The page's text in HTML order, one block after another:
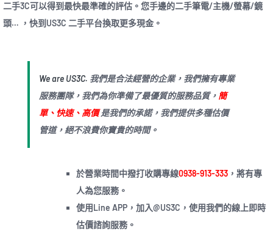
二手3C可以得到最快最準確的評估。您手邊的二手筆電/主機/螢幕/鏡
頭… ，快到US3C 二手平台換取更多現金。
We are US3C. 我們是合法經營的企業，我們擁有專業
服務團隊，我們為你準備了最優質的服務品質， 簡
單、快速、高價是我們的承諾，我們提供多種估價
管道，絕不浪費你寶貴的時間。
於營業時間中撥打收購專線0938-913-333 ，將有專
人為您服務。
使用Line APP，加入@US3C，使用我們的線上即時
估價諮詢服務。